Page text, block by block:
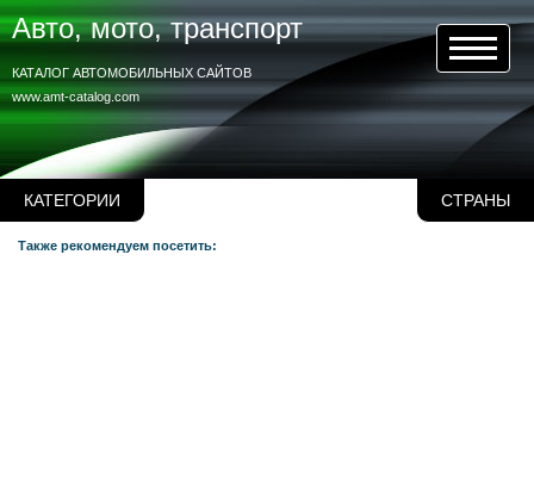
КАТЕГОРИИ СТРАНЫ
Авто, мото, транспорт
www.amt-catalog.com
КАТАЛОГ АВТОМОБИЛЬНЫХ САЙТОВ
Также рекомендуем посетить: